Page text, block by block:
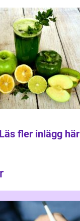
Läs fler inlägg här